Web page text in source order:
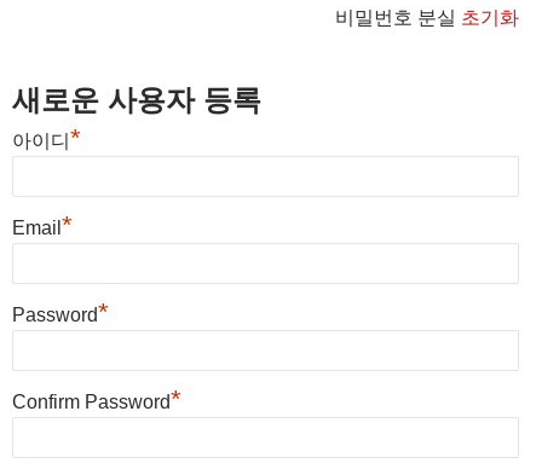
비밀번호 분실 초기화
새로운 사용자 등록
아이디 *
Email *
Password*
Confirm Password*